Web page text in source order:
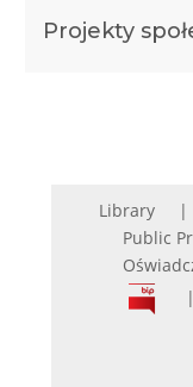
Projekty
Library
Public